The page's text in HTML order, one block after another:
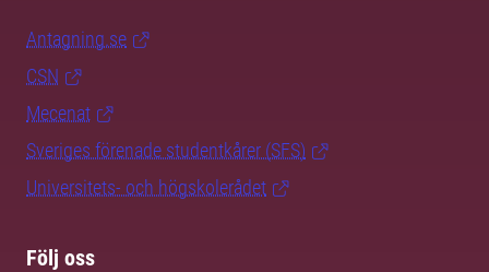
Antagning.se
CSN
Mecenat
Sveriges förenade studentkårer (SFS)
Universitets- och högskolerådet
Följ oss